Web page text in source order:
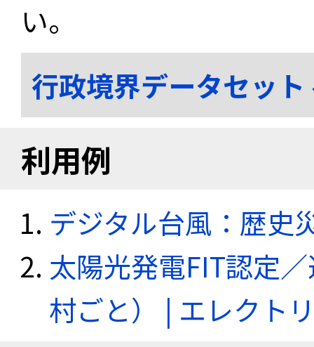
い。
行政境界データセッ
利用例
デジタル台風：歴史
太陽光発電FIT認定
村ごと） | エレクト